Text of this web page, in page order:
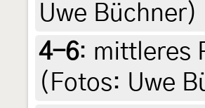
Uwe Büchner)
4-6: mittleres
(Fotos: Uwe